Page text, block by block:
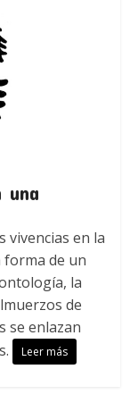
una
vivencias en la
de un
la
de
se enlazan
Leer más